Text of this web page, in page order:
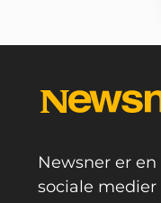
Newsner er
sociale